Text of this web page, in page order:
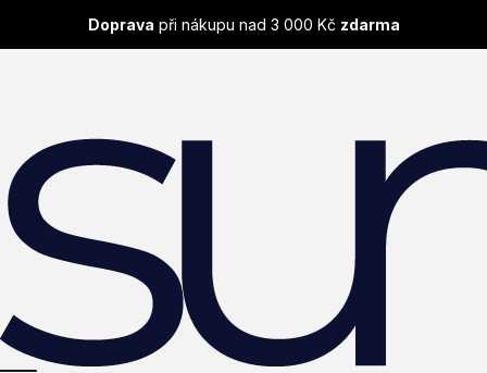
Doprava při nákupu nad 3 000 Kč zdarma